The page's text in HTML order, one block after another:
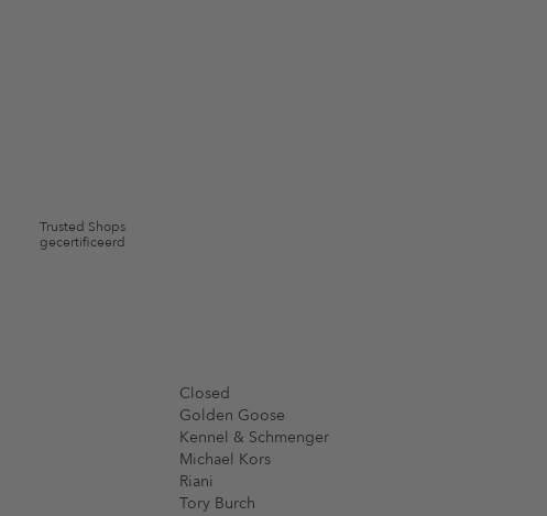
Trusted Shops
gecertificeerd
Closed
Golden Goose
Kennel & Schmenger
Michael Kors
Riani
Tory Burch